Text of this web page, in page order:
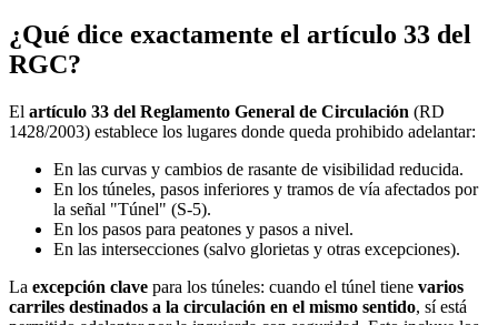
¿Qué dice exactamente el artículo 33 del
RGC?
El artículo 33 del Reglamento General de Circulación (RD
1428/2003) establece los lugares donde queda prohibido adelantar:
En las curvas y cambios de rasante de visibilidad reducida.
En los túneles, pasos inferiores y tramos de vía afectados por
la señal "Túnel" (S-5).
En los pasos para peatones y pasos a nivel.
En las intersecciones (salvo glorietas y otras excepciones).
La excepción clave para los túneles: cuando el túnel tiene varios
carriles destinados a la circulación en el mismo sentido, sí está